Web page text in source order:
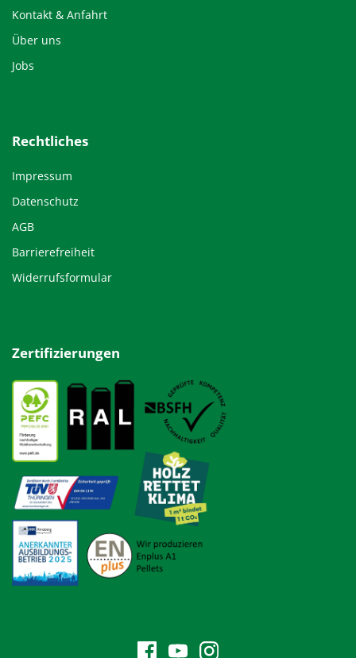
Kontakt & Anfahrt
Über uns
Jobs
Rechtliches
Impressum
Datenschutz
AGB
Barrierefreiheit
Widerrufsformular
Zertifizierungen